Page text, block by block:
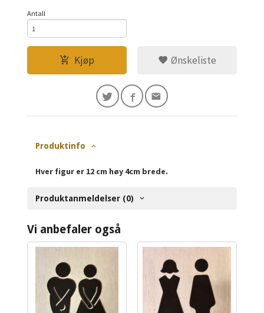
Antall
Kjøp Ønskeliste
Produktinfo
Hver figur er 12 cm høy 4cm brede.
Produktanmeldelser (0)
Vi anbefaler også